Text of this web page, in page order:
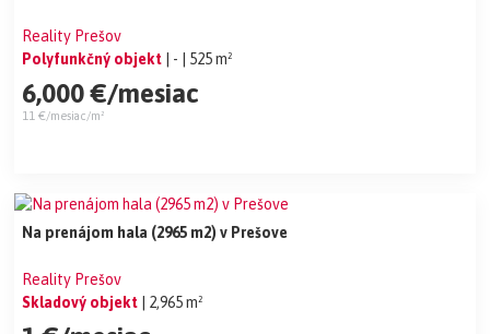
Reality Prešov
Polyfunkčný objekt
| - | 525 m²
6,000 €/mesiac
11 €/mesiac/m²
Na prenájom hala (2965 m2) v Prešove
Reality Prešov
Skladový objekt
| 2,965 m²